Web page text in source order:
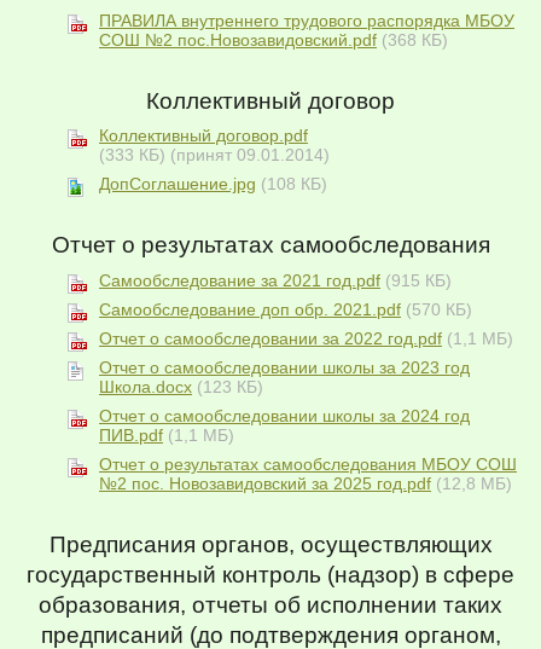
ПРАВИЛА внутреннего трудового распорядка МБОУ
СОШ №2 пос.Новозавидовский.pdf (368 КБ)
Коллективный договор
Коллективный договор.pdf
(333 КБ) (принят 09.01.2014)
ДопСоглашение.jpg (108 КБ)
Отчет о результатах самообследования
Самообследование за 2021 год.pdf (915 КБ)
Самообследование доп обр. 2021.pdf (570 КБ)
Отчет о самообследовании за 2022 год.pdf (1,1 МБ)
Отчет о самообследовании школы за 2023 год
Школа.docx (123 КБ)
Отчет о самообследовании школы за 2024 год
ПИВ.pdf (1,1 МБ)
Отчет о результатах самообследования МБОУ СОШ
№2 пос. Новозавидовский за 2025 год.pdf (12,8 МБ)
Предписания органов, осуществляющих
государственный контроль (надзор) в сфере
образования, отчеты об исполнении таких
предписаний (до подтверждения органом,